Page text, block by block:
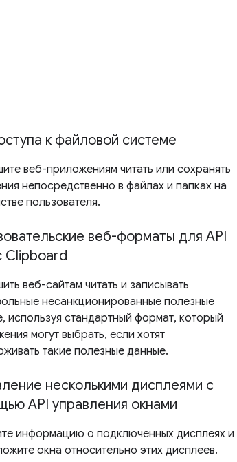
к файловой системе
веб-приложениям читать или сохранять
непосредственно в файлах и папках на
пользователя.
веб-форматы для API
Clipboard
веб-сайтам читать и записывать
несанкционированные полезные
используя стандартный формат, который
могут выбрать, если хотят
такие полезные данные.
несколькими дисплеями с
API управления окнами
информацию о подключенных дисплеях и
окна относительно этих дисплеев.